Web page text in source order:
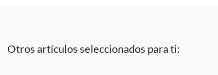
Otros artículos seleccionados para ti: